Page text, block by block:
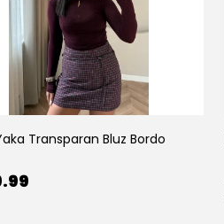
Transparan Bluz Bordo